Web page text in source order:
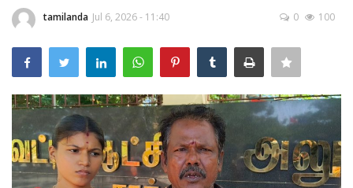
தமிழ்நாடு
இந்தியா
உலகம்
அரசியல்
tamilanda Jul 6, 2026 - 11:40 0 100